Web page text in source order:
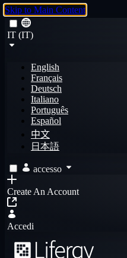
Skip to Main Content
IT (IT)
English
Français
Deutsch
Italiano
Português
Español
中文
日本語
accesso
Create An Account
Accedi